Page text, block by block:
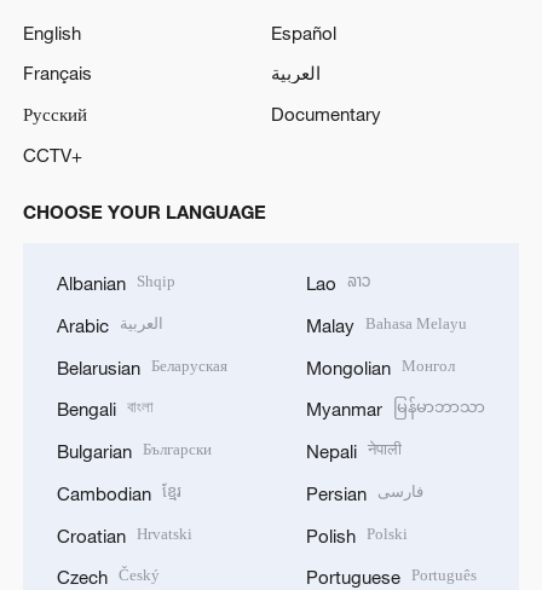
English
Español
Français
العربية
Русский
Documentary
CCTV+
CHOOSE YOUR LANGUAGE
Albanian Shqip
Arabic العربية
Belarusian Беларуская
Bengali বাংলা
Bulgarian Български
Cambodian ខ្មែរ
Croatian Hrvatski
Czech Český
Lao ລາວ
Malay Bahasa Melayu
Mongolian Монгол
Myanmar မြန်မာဘာသာ
Nepali नेपाली
Persian فارسی
Polish Polski
Portuguese Português